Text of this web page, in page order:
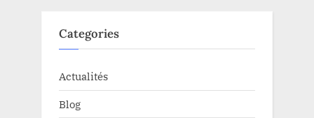
Categories
Actualités
Blog